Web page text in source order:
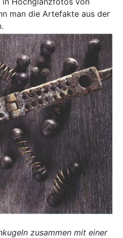
man die Artefakte aus der
zusammen mit einer